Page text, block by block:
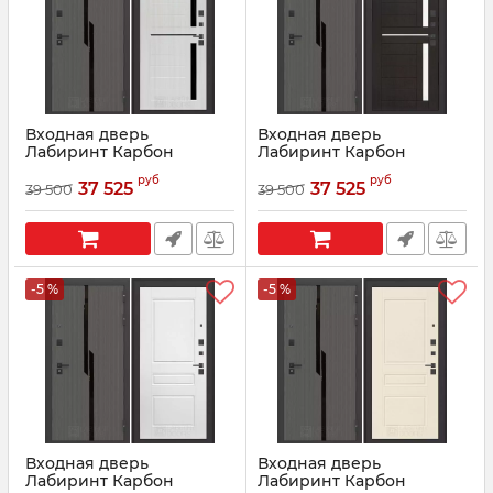
Входная дверь
Лабиринт Карбон
(CARBON) 02 - Сандал
белый, стекло черное
Артикул: 07005
39 500 37 525 руб
Входная дверь
Лабиринт Карбон
(CARBON) 02 - Венге,
стекло белое
Артикул: 07007
39 500 37 525 руб
-5 %
Входная дверь
Лабиринт Карбон
-5 %
Входная дверь
Лабиринт Карбон